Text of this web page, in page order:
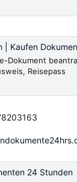
| Kaufen
Dokument
Reisepass
24 Stunden